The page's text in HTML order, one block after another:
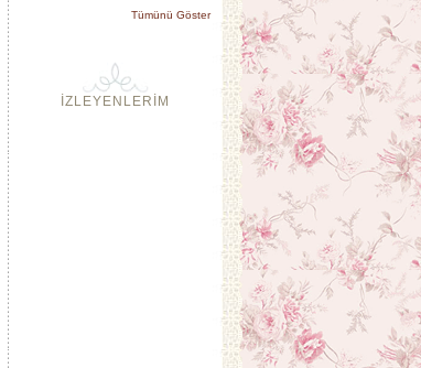
Tümünü Göster
İZLEYENLERİM